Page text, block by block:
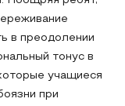
в преодолении
тонус в
учащиеся
при